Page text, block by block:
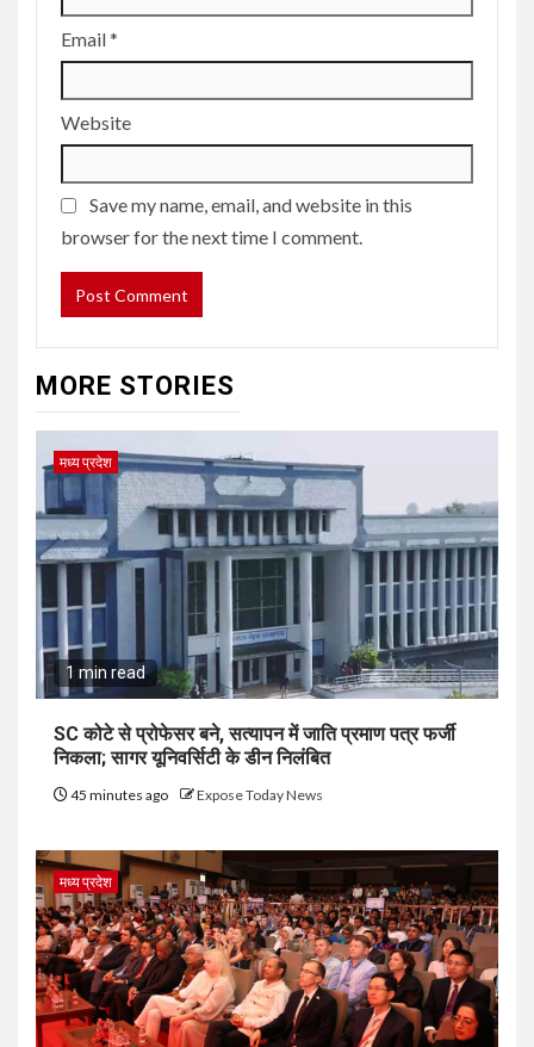
Email*
Website
Save my name, email, and website in this
browser for the next time I comment.
MORE STORIES
मध्य प्रदेश
1 min read
SC कोटे से प्रोफेसर बने, सत्यापन में जाति प्रमाण पत्र फर्जी
निकला; सागर यूनिवर्सिटी के डीन निलंबित
45 minutes ago Expose Today News
मध्य प्रदेश